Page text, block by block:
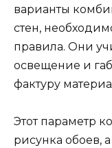
варианты
стен,
правила. Они
освещение и
фактуру
Этот параметр
рисунка обоев,